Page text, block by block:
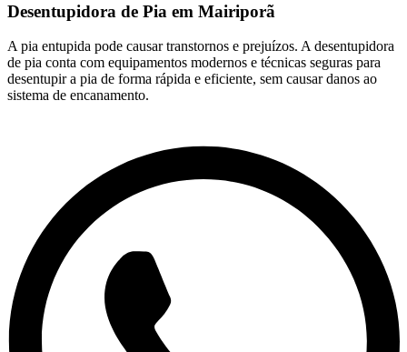
Desentupidora de Pia em Mairiporã
A pia entupida pode causar transtornos e prejuízos. A desentupidora
de pia conta com equipamentos modernos e técnicas seguras para
desentupir a pia de forma rápida e eficiente, sem causar danos ao
sistema de encanamento.